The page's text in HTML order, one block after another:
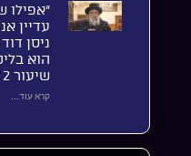
“אפילו
עדיין
ניסן
הוא
שיעור 2 פרשת בא התשפ”ו
קרא עוד...